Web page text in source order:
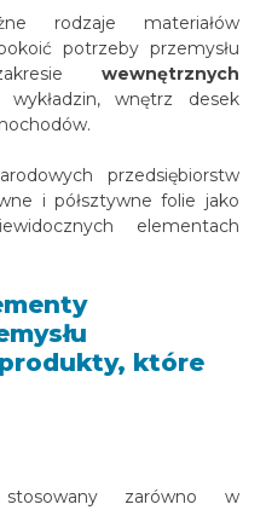
rodzaje materiałów
potrzeby przemysłu
wewnętrznych
wykładzin, wnętrz desek
przedsiębiorstw
i półsztywne folie jako
elementach
które
stosowany zarówno w